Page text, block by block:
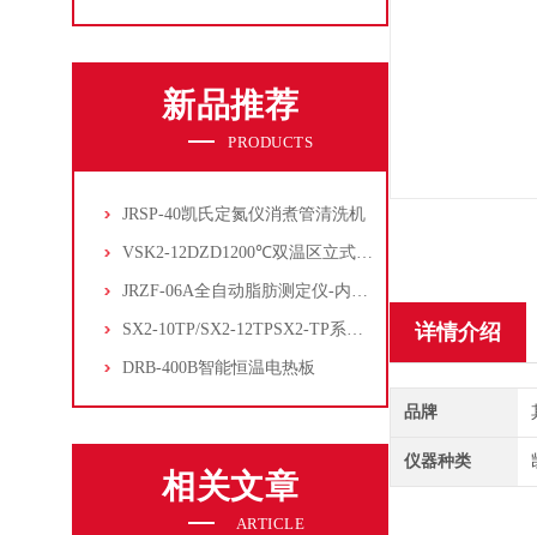
新品推荐
PRODUCTS
JRSP-40凯氏定氮仪消煮管清洗机
VSK2-12DZD1200℃双温区立式管式炉
JRZF-06A全自动脂肪测定仪-内置电子制冷系统
SX2-10TP/SX2-12TPSX2-TP系列经济型陶瓷纤维马弗炉
DRB-400B智能恒温电热板
相关文章
ARTICLE
详情介绍
品牌
仪器种类